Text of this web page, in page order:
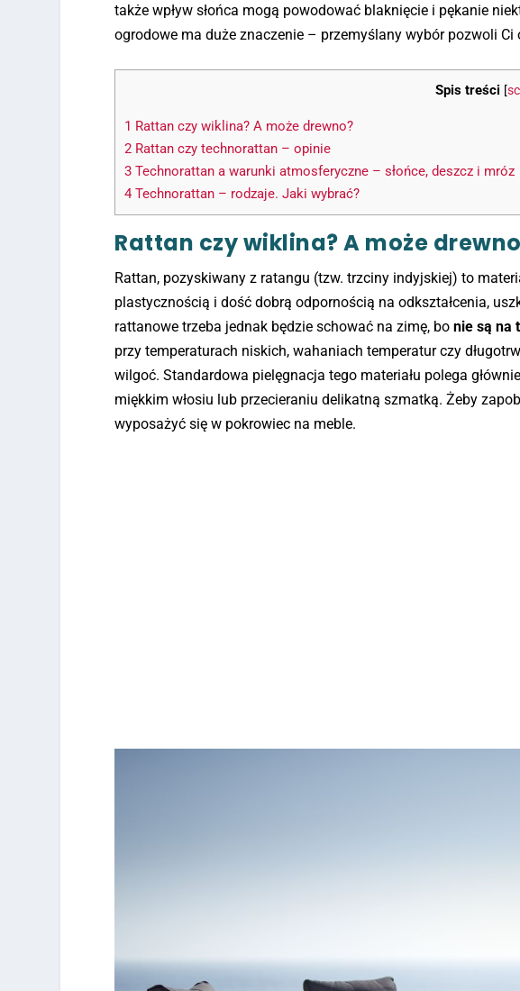
także wpływ słońca mogą powodować blaknięcie i pękanie
ogrodowe ma duże znaczenie – przemyślany wybór pozwoli Ci
Spis treści [
1 Rattan czy wiklina? A może drewno?
2 Rattan czy technorattan – opinie
3 Technorattan a warunki atmosferyczne – słońce, deszcz i mróz
4 Technorattan – rodzaje. Jaki wybrać?
Rattan czy wiklina? A może
Rattan, pozyskiwany z ratangu (tzw. trzciny indyjskiej) to
plastycznością i dość dobrą odpornością na odkształcenia,
rattanowe trzeba jednak będzie schować na zimę, bonie są na
przy temperaturach niskich, wahaniach temperatur czy
wilgoć. Standardowa pielęgnacja tego materiału polega
miękkim włosiu lub przecieraniu delikatną szmatką. Żeby
wyposażyć się w pokrowiec na meble.